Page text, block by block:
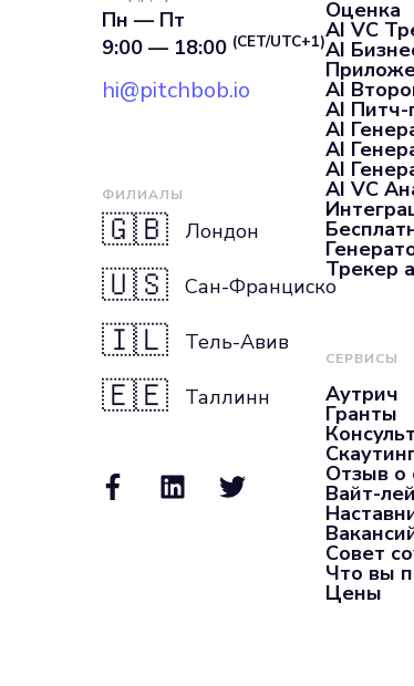
Пн — Пт
9:00 — 18:00 (CET/UTC+1)
hi@pitchbob.io
ФИЛИАЛЫ
🇬🇧 Лондон
🇺🇸 Сан-Франциско
🇮🇱 Тель-Авив
🇪🇪 Таллинн
Оценка
AI VC
AI
AI
AI Питч-
AI
AI
AI
AI VC
Трекер
СЕРВИСЫ
Аутрич
Гранты
Отзыв о
Вайт-
Совет
Что вы
Цены